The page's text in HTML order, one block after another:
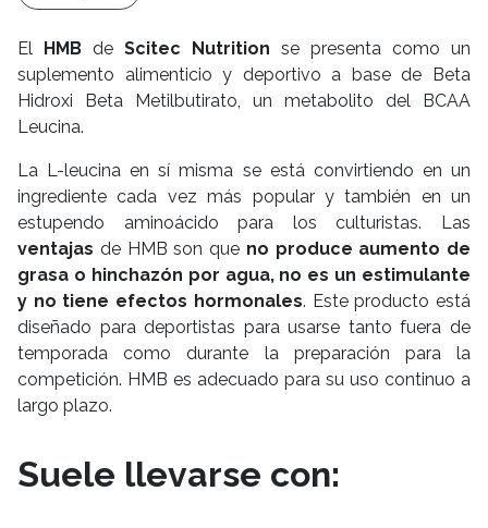
El HMB de Scitec Nutrition se presenta como un
suplemento alimenticio y deportivo a base de Beta
Hidroxi Beta Metilbutirato, un metabolito del BCAA
Leucina.
La L-leucina en sí misma se está convirtiendo en un
ingrediente cada vez más popular y también en un
estupendo aminoácido para los culturistas. Las
ventajas de HMB son que no produce aumento de
grasa o hinchazón por agua, no es un estimulante
y no tiene efectos hormonales. Este producto está
diseñado para deportistas para usarse tanto fuera de
temporada como durante la preparación para la
competición. HMB es adecuado para su uso continuo a
largo plazo.
Suele llevarse con: